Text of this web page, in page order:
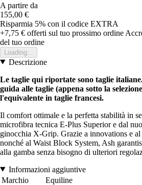
A partire da
155,00 €
Risparmia 5% con il codice EXTRA
+7,75 € offerti sul tuo prossimo ordine
del tuo ordine
Loading...
Descrizione
Le taglie qui riportate sono taglie
guida alle taglie (appena sotto la
l'equivalente in taglie francesi.
Il comfort ottimale e la perfetta stabilità in
microfibra tecnica E-Plus Superior e dal
ginocchia X-Grip. Grazie a innovations e al
nonché al Waist Block System, Ash
alla gamba senza bisogno di ulteriori
Informazioni aggiuntive
Marchio
Equiline